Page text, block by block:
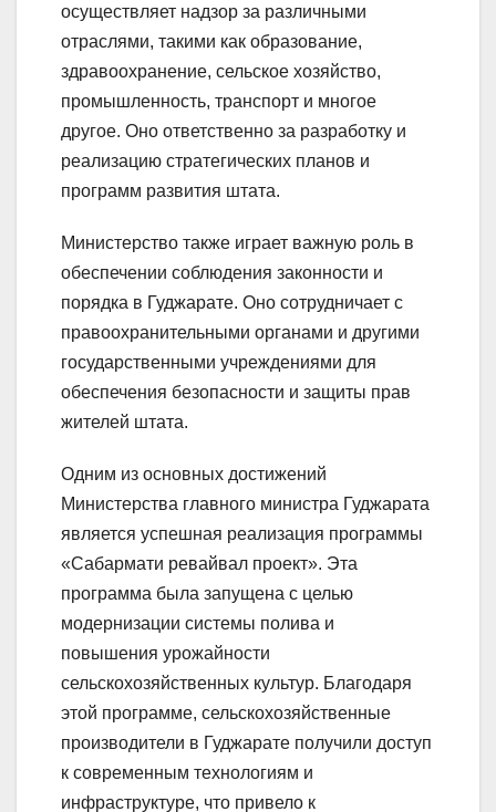
осуществляет надзор за различными
отраслями, такими как образование,
здравоохранение, сельское хозяйство,
промышленность, транспорт и многое
другое. Оно ответственно за разработку и
реализацию стратегических планов и
программ развития штата.
Министерство также играет важную роль в
обеспечении соблюдения законности и
порядка в Гуджарате. Оно сотрудничает с
правоохранительными органами и другими
государственными учреждениями для
обеспечения безопасности и защиты прав
жителей штата.
Одним из основных достижений
Министерства главного министра Гуджарата
является успешная реализация программы
«Сабармати ревайвал проект». Эта
программа была запущена с целью
модернизации системы полива и
повышения урожайности
сельскохозяйственных культур. Благодаря
этой программе, сельскохозяйственные
производители в Гуджарате получили доступ
к современным технологиям и
инфраструктуре, что привело к